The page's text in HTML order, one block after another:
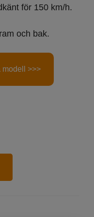
för 150 km/h.
och bak.
modell >>>